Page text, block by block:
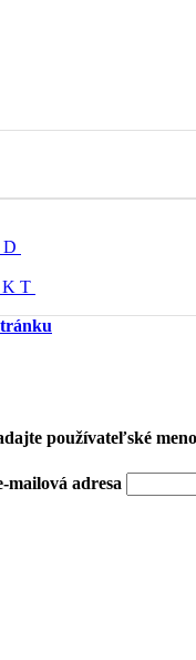
používateľské
mailová adresa